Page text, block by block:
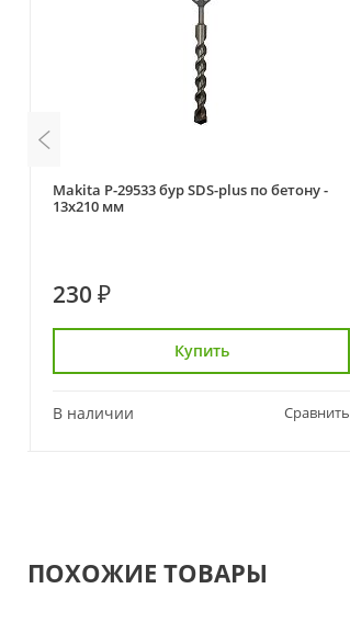
Makita P-29533 бур SDS-plus по бетону -
13х210 мм
230 ₽
Купить
В наличии Сравнить
ПОХОЖИЕ ТОВАРЫ